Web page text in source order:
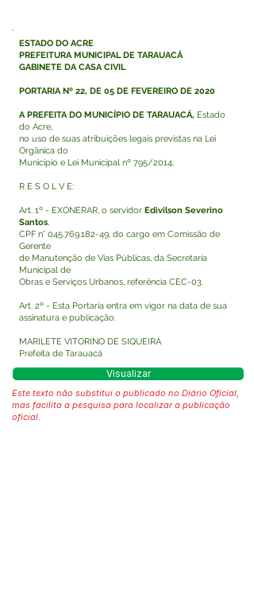
ESTADO DO ACRE
PREFEITURA MUNICIPAL DE TARAUACÁ
GABINETE DA CASA CIVIL
PORTARIA Nº 22, DE 05 DE FEVEREIRO DE 2020
A PREFEITA DO MUNICÍPIO DE TARAUACÁ, Estado
do Acre,
no uso de suas atribuições legais previstas na Lei
Orgânica do
Município e Lei Municipal nº 795/2014;
R E S O L V E:
Art. 1º - EXONERAR, o servidor Edivilson Severino
Santos,
CPF n° 045.769.182-49, do cargo em Comissão de
Gerente
de Manutenção de Vias Públicas, da Secretaria
Municipal de
Obras e Serviços Urbanos, referência CEC-03.
Art. 2º - Esta Portaria entra em vigor na data de sua
assinatura e publicação.
MARILETE VITORINO DE SIQUEIRA
Prefeita de Tarauacá
Visualizar
Este texto não substitui o publicado no Diário Oficial,
mas facilita a pesquisa para localizar a publicação
oficial.